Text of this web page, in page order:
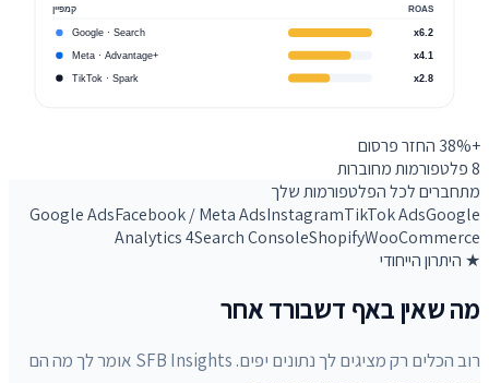
קמפיין ROAS
Google · Search x6.2
Meta · Advantage+ x4.1
TikTok · Spark x2.8
+38%
החזר פרסום
8פלטפורמות מחוברות
מתחברים לכל הפלטפורמות שלך
Google AdsFacebook / Meta AdsInstagramTikTok AdsGoogle
Analytics 4Search ConsoleShopifyWooCommerce
★ היתרון הייחודי
מה שאין באף דשבורד אחר
רוב הכלים רק מציגים לך נתונים יפים. SFB Insights אומר לך מה הם